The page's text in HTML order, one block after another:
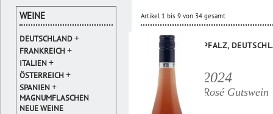
Artikel 1 bis 9 von 34 gesamt
PFALZ,
2024
Rosé Gutswein
WEINE
DEUTSCHLAND+
FRANKREICH+
ITALIEN+
ÖSTERREICH+
SPANIEN+
MAGNUMFLASCHEN
NEUE WEINE